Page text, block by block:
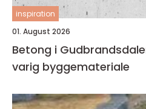
inspiration
01. August 2026
Betong i
varig byggemateriale